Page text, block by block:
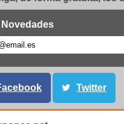
Novedades
Twitter